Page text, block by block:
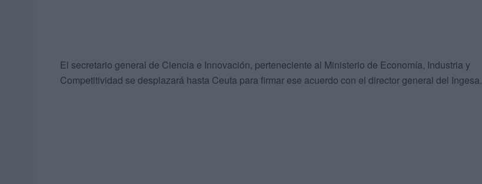
El secretario general de Ciencia e Innovación, perteneciente al Ministerio de Economía, Industria y
Competitividad se desplazará hasta Ceuta para firmar ese acuerdo con el director general del Ingesa.